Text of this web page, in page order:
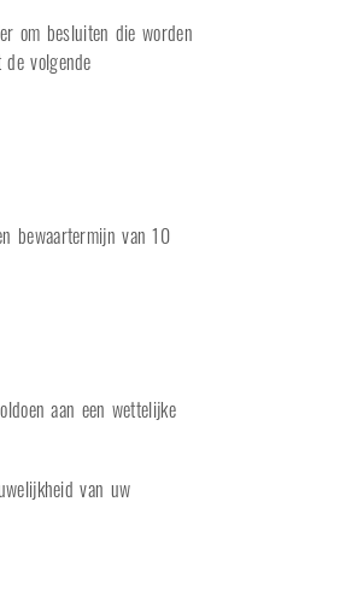
om besluiten die worden
volgende
bewaartermijn van 10
aan een wettelijke
van uw